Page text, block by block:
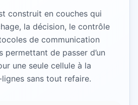
construit en couches qui
la décision, le contrôle
de communication
permettant de passer d’un
une seule cellule à la
sans tout refaire.